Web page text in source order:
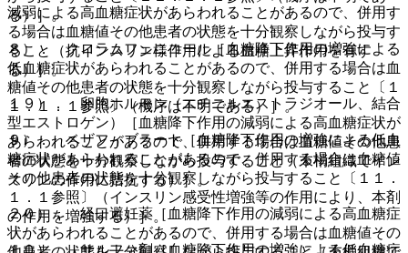
減弱による高血糖症状があらわれることがあるので、併用す
る場合は血糖値その他患者の状態を十分観察しながら投与す
ること（抗インスリン様作用による血糖上昇作用を有す
る）］。
１９）． 卵胞ホルモン（エチニルエストラジオール、結合
型エストロゲン）［血糖降下作用の減弱による高血糖症状が
あらわれることがあるので、併用する場合は血糖値その他患
者の状態を十分観察しながら投与すること（末梢組織でイン
スリンの作用に拮抗する）］。
２０）． 経口避妊薬［血糖降下作用の減弱による高血糖症
状があらわれることがあるので、併用する場合は血糖値その
る）］。
８）． クロラムフェニコール［血糖降下作用の増強による
低血糖症状があらわれることがあるので、併用する場合は血
糖値その他患者の状態を十分観察しながら投与すること〔１
１．１．１参照〕（機序は不明である）］。
９）． ベザフィブラート［血糖降下作用の増強による低血
糖症状があらわれることがあるので、併用する場合は血糖値
その他患者の状態を十分観察しながら投与すること〔１１．
１．１参照〕（インスリン感受性増強等の作用により、本剤
の作用を増強する）］。
１０）． サルファ剤［血糖降下作用の増強による低血糖症